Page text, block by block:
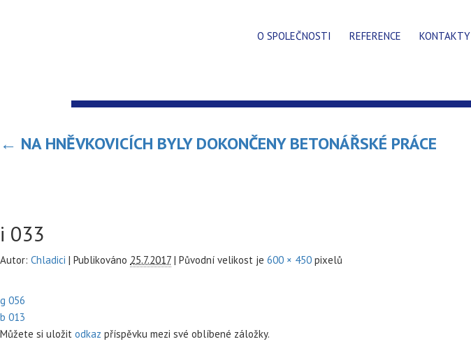
O SPOLEČNOSTI REFERENCE KONTAKTY
← NA HNĚVKOVICÍCH BYLY DOKONČENY BETONÁŘSKÉ PRÁCE
i 033
Autor: Chladici | Publikováno 25.7.2017 | Původní velikost je 600 × 450 pixelů
g 056
b 013
Můžete si uložit odkaz příspěvku mezi své oblíbené záložky.